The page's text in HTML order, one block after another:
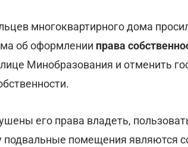
многоквартирного дома
об оформлении права
Минобразования и отменить
его права владеть,
подвальные помещения являются